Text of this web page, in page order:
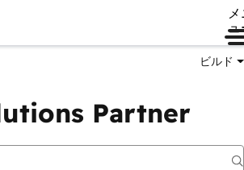
ュ
ビルド
Partner